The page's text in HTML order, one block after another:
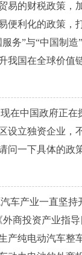
易的财税政策，
便利化的政策，
务”与“中国制
我国在全球价值
在中国政府正在
设立独资企业，
问一下具体的政
车产业一直坚持
商投资产业指
产纯电动汽车整